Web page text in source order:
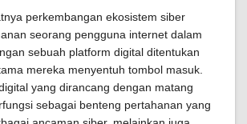
perkembangan ekosistem siber
seorang pengguna internet dalam
sebuah platform digital ditentukan
mereka menyentuh tombol masuk.
yang dirancang dengan matang
sebagai benteng pertahanan yang